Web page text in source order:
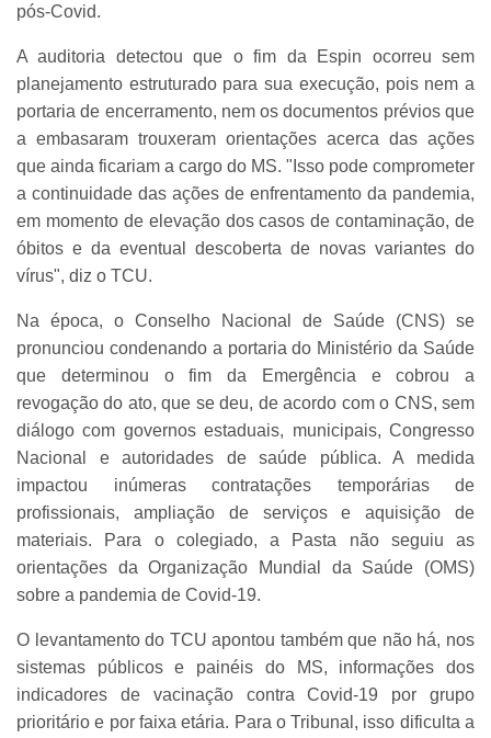
pós-Covid.
A auditoria detectou que o fim da Espin ocorreu sem
planejamento estruturado para sua execução, pois nem a
portaria de encerramento, nem os documentos prévios que
a embasaram trouxeram orientações acerca das ações
que ainda ficariam a cargo do MS. "Isso pode comprometer
a continuidade das ações de enfrentamento da pandemia,
em momento de elevação dos casos de contaminação, de
óbitos e da eventual descoberta de novas variantes do
vírus", diz o TCU.
Na época, o Conselho Nacional de Saúde (CNS) se
pronunciou condenando a portaria do Ministério da Saúde
que determinou o fim da Emergência e cobrou a
revogação do ato, que se deu, de acordo com o CNS, sem
diálogo com governos estaduais, municipais, Congresso
Nacional e autoridades de saúde pública. A medida
impactou inúmeras contratações temporárias de
profissionais, ampliação de serviços e aquisição de
materiais. Para o colegiado, a Pasta não seguiu as
orientações da Organização Mundial da Saúde (OMS)
sobre a pandemia de Covid-19.
O levantamento do TCU apontou também que não há, nos
sistemas públicos e painéis do MS, informações dos
indicadores de vacinação contra Covid-19 por grupo
prioritário e por faixa etária. Para o Tribunal, isso dificulta a